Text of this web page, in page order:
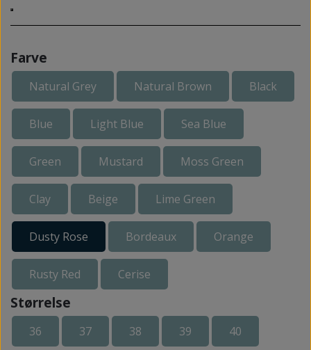
Farve
Natural Grey Natural Brown Black
Blue Light Blue Sea Blue
Green Mustard Moss Green
Clay Beige Lime Green
Dusty Rose Bordeaux Orange
Rusty Red Cerise
Størrelse
36 37 38 39 40